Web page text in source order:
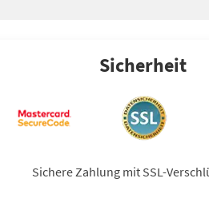
Sicherheit
Sichere Zahlung mit SSL-